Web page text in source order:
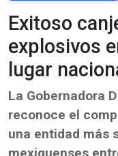
Exitoso
explosivos
lugar
La Gobernadora
reconoce el
una entidad más